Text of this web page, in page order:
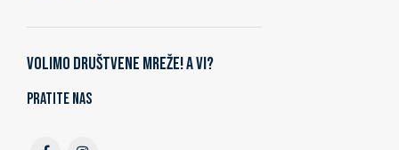
Volimo društvene mreže! A vi?
Pratite nas